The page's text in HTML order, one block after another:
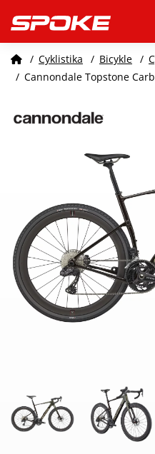
/ Cyklistika / Bicykle /
/ Cannondale Topstone